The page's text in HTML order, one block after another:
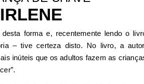
forma e, recentemente lendo o
– tive certeza disto. No livro, a
inúteis que os adultos fazem as